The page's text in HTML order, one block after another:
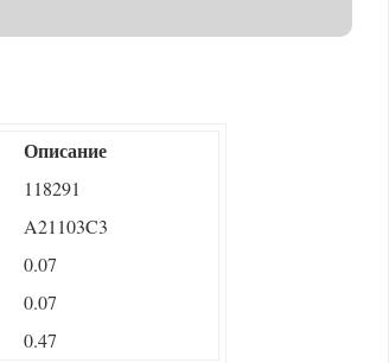
Описание
118291
A21103C3
0.07
0.07
0.47